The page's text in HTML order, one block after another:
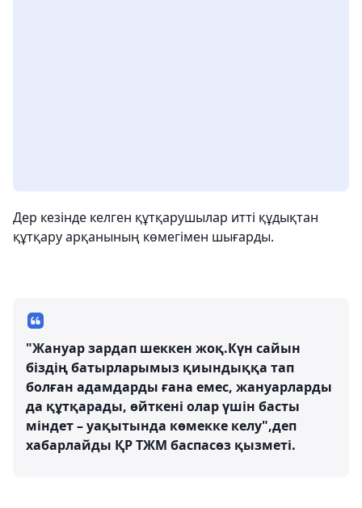
Дер кезінде келген құтқарушылар итті құдықтан
құтқару арқанының көмегімен шығарды.
"Жануар зардап шеккен жоқ.Күн сайын
біздің батырларымыз қиындыққа тап
болған адамдарды ғана емес, жануарларды
да құтқарады, өйткені олар үшін басты
міндет – уақытында көмекке келу",деп
хабарлайды ҚР ТЖМ баспасөз қызметі.